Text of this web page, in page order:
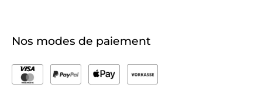
Nos modes de paiement